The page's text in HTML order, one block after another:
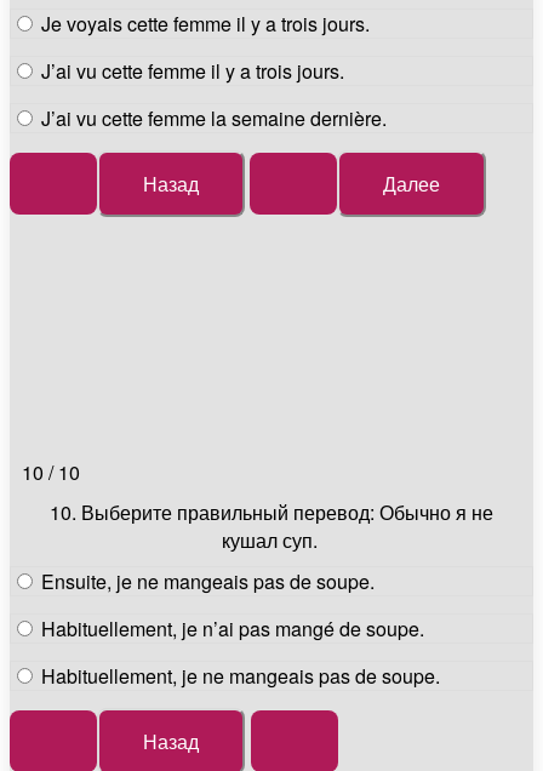
Je voyais cette femme il y a trois jours.
J’ai vu cette femme il y a trois jours.
J’ai vu cette femme la semaine dernière.
10 / 10
10. Выберите правильный перевод: Обычно я не
кушал суп.
Ensuite, je ne mangeais pas de soupe.
Habituellement, je n’ai pas mangé de soupe.
Habituellement, je ne mangeais pas de soupe.